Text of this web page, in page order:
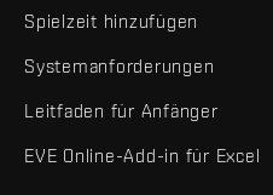
Spielzeit hinzufügen
Systemanforderungen
Leitfaden für Anfänger
EVE Online-Add-in für Excel